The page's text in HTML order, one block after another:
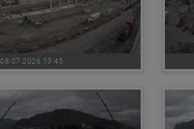
08.07.2026 13:45